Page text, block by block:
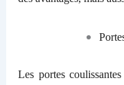
Les portes